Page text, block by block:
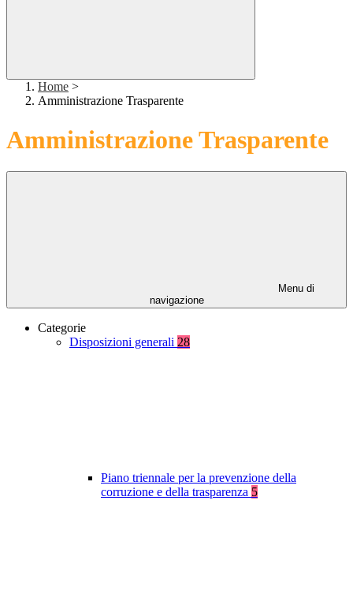
Home >
Amministrazione Trasparente
Amministrazione Trasparente
Menu di
navigazione
Categorie
Disposizioni generali 28
Piano triennale per la prevenzione della
corruzione e della trasparenza 5